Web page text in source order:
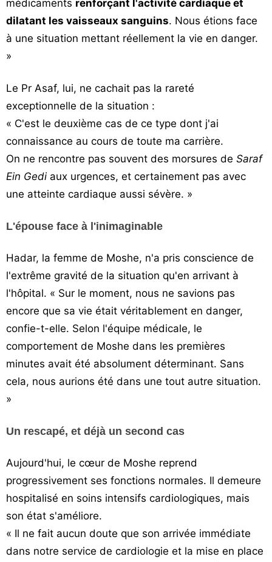
médicaments renforçant l'activité cardiaque et
dilatant les vaisseaux sanguins. Nous étions face
à une situation mettant réellement la vie en danger.
»
Le Pr Asaf, lui, ne cachait pas la rareté
exceptionnelle de la situation :
« C'est le deuxième cas de ce type dont j'ai
connaissance au cours de toute ma carrière.
On ne rencontre pas souvent des morsures de Saraf
Ein Gediaux urgences, et certainement pas avec
une atteinte cardiaque aussi sévère. »
L'épouse face à l'inimaginable
Hadar, la femme de Moshe, n'a pris conscience de
l'extrême gravité de la situation qu'en arrivant à
l'hôpital. « Sur le moment, nous ne savions pas
encore que sa vie était véritablement en danger,
confie-t-elle. Selon l'équipe médicale, le
comportement de Moshe dans les premières
minutes avait été absolument déterminant. Sans
cela, nous aurions été dans une tout autre situation.
»
Un rescapé, et déjà un second cas
Aujourd'hui, le cœur de Moshe reprend
progressivement ses fonctions normales. Il demeure
hospitalisé en soins intensifs cardiologiques, mais
son état s'améliore.
« Il ne fait aucun doute que son arrivée immédiate
dans notre service de cardiologie et la mise en place